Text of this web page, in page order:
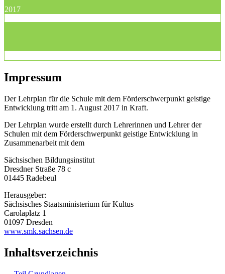
2017
Impressum
Der Lehrplan für die Schule mit dem Förderschwerpunkt geistige
Entwicklung tritt am 1. August 2017 in Kraft.
Der Lehrplan wurde erstellt durch Lehrerinnen und Lehrer der
Schulen mit dem Förderschwerpunkt geistige Entwicklung in
Zusammenarbeit mit dem
Sächsischen Bildungsinstitut
Dresdner Straße 78 c
01445 Radebeul
Herausgeber:
Sächsisches Staatsministerium für Kultus
Carolaplatz 1
01097 Dresden
www.smk.sachsen.de
Inhaltsverzeichnis